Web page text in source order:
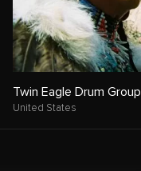
Twin Eagle Drum Group
United States